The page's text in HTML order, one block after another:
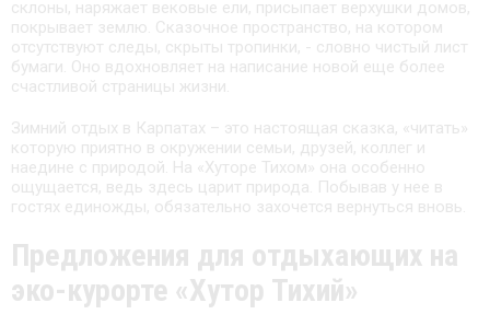
склоны, наряжает вековые ели, присыпает верхушки домов,
покрывает землю. Сказочное пространство, на котором
отсутствуют следы, скрыты тропинки, - словно чистый лист
бумаги. Оно вдохновляет на написание новой еще более
счастливой страницы жизни.
Зимний отдых в Карпатах – это настоящая сказка, «читать»
которую приятно в окружении семьи, друзей, коллег и
наедине с природой. На «Хуторе Тихом» она особенно
ощущается, ведь здесь царит природа. Побывав у нее в
гостях единожды, обязательно захочется вернуться вновь.
Предложения для отдыхающих на
эко-курорте «Хутор Тихий»